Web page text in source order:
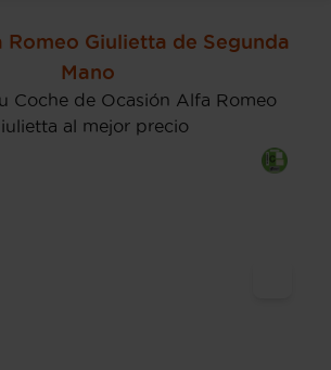
Romeo Giulietta de Segunda
Mano
Coche de Ocasión Alfa Romeo
al mejor precio